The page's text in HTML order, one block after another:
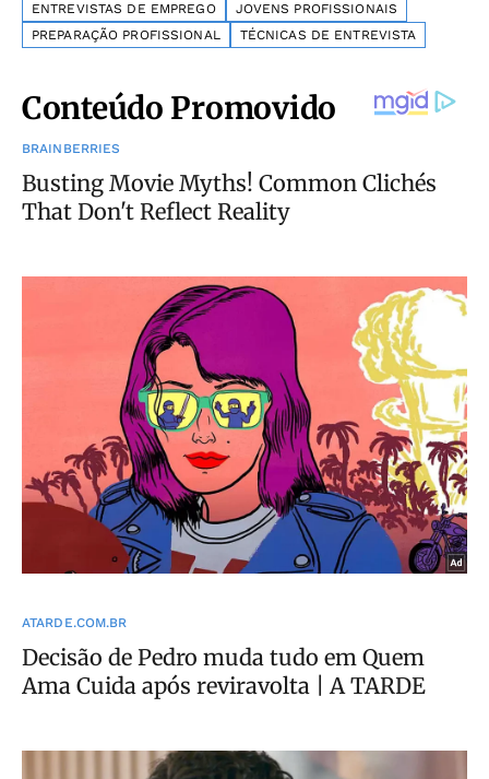
ENTREVISTAS DE EMPREGO
JOVENS PROFISSIONAIS
PREPARAÇÃO PROFISSIONAL
TÉCNICAS DE ENTREVISTA